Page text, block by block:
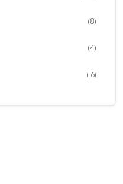
(8)
(4)
(16)